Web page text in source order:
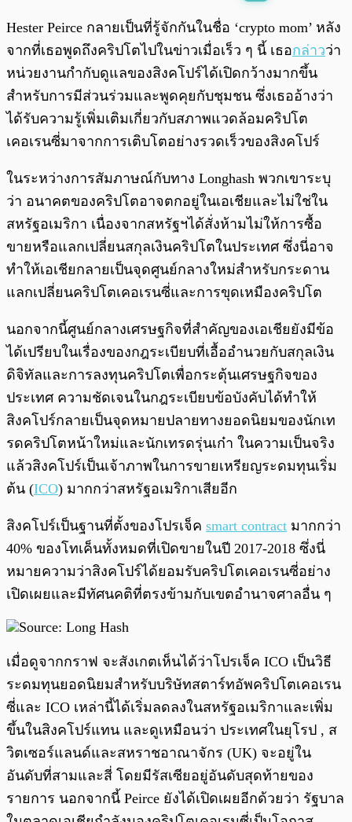
Hester Peirce กลายเป็นที่รู้จักกันในชื่อ ‘crypto mom’ หลัง
จากที่เธอพูดถึงคริปโตไปในข่าวเมื่อเร็ว ๆ นี้ เธอกล่าวว่า
หน่วยงานกำกับดูแลของสิงคโปร์ได้เปิดกว้างมากขึ้น
สำหรับการมีส่วนร่วมและพูดคุยกับชุมชน ซึ่งเธออ้างว่า
ได้รับความรู้เพิ่มเติมเกี่ยวกับสภาพแวดล้อมคริปโต
เคอเรนซี่มาจากการเติบโตอย่างรวดเร็วของสิงคโปร์
ในระหว่างการสัมภาษณ์กับทาง Longhash พวกเขาระบุ
ว่า อนาคตของคริปโตอาจตกอยู่ในเอเชียและไม่ใช่ใน
สหรัฐอเมริกา เนื่องจากสหรัฐฯได้สั่งห้ามไม่ให้การซื้อ
ขายหรือแลกเปลี่ยนสกุลเงินคริปโตในประเทศ ซึ่งนี่อาจ
ทำให้เอเชียกลายเป็นจุดศูนย์กลางใหม่สำหรับกระดาน
แลกเปลี่ยนคริปโตเคอเรนซี่และการขุดเหมืองคริปโต
นอกจากนี้ศูนย์กลางเศรษฐกิจที่สำคัญของเอเชียยังมีข้อ
ได้เปรียบในเรื่องของกฎระเบียบที่เอื้ออำนวยกับสกุลเงิน
ดิจิทัลและการลงทุนคริปโตเพื่อกระตุ้นเศรษฐกิจของ
ประเทศ ความชัดเจนในกฎระเบียบข้อบังคับได้ทำให้
สิงคโปร์กลายเป็นจุดหมายปลายทางยอดนิยมของนักเท
รดคริปโตหน้าใหม่และนักเทรดรุ่นเก๋า ในความเป็นจริง
แล้วสิงคโปร์เป็นเจ้าภาพในการขายเหรียญระดมทุนเริ่ม
ต้น (ICO) มากกว่าสหรัฐอเมริกาเสียอีก
สิงคโปร์เป็นฐานที่ตั้งของโปรเจ็ค smart contract มากกว่า
40% ของโทเค็นทั้งหมดที่เปิดขายในปี 2017-2018 ซึ่งนี่
หมายความว่าสิงคโปร์ได้ยอมรับคริปโตเคอเรนซี่อย่าง
เปิดเผยและมีทัศนคติที่ตรงข้ามกับเขตอำนาจศาลอื่น ๆ
เมื่อดูจากกราฟ จะสังเกตเห็นได้ว่าโปรเจ็ค ICO เป็นวิธี
ระดมทุนยอดนิยมสำหรับบริษัทสตาร์ทอัพคริปโตเคอเรน
ซี่และ ICO เหล่านี้ได้เริ่มลดลงในสหรัฐอเมริกาและเพิ่ม
ขึ้นในสิงคโปร์แทน และดูเหมือนว่า ประเทศในยุโรป , ส
วิตเซอร์แลนด์และสหราชอาณาจักร (UK) จะอยู่ใน
อันดับที่สามและสี่ โดยมีรัสเซียอยู่อันดับสุดท้ายของ
รายการ นอกจากนี้ Peirce ยังได้เปิดเผยอีกด้วยว่า รัฐบาล